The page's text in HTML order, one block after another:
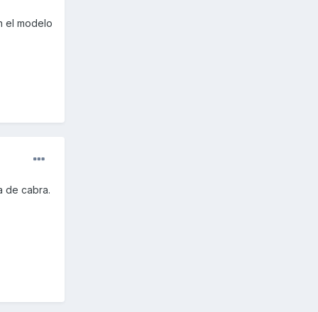
el modelo
de cabra.